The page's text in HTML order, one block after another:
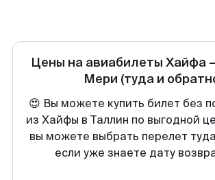
Цены на авиабилеты Хайфа
Мери (туда и
😍 Вы можете купить билет без
из Хайфы в Таллин по выгодной
вы можете выбрать перелет
если уже знаете дату